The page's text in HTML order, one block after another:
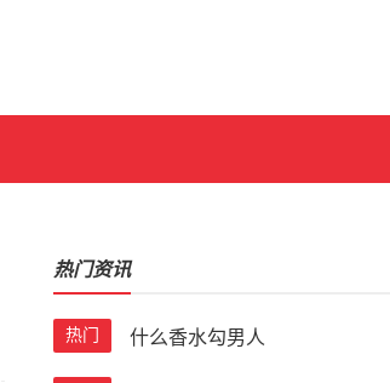
热门资讯
热门 什么香水勾男人